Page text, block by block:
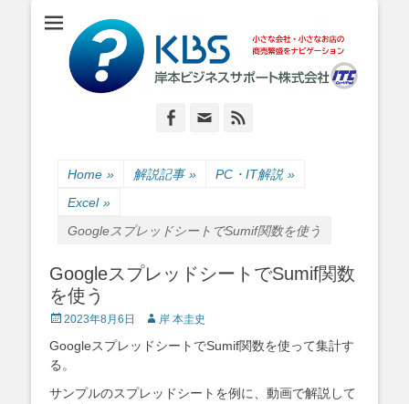
岸本ビジネスサポ
ート株式会社
小さな会社・小さなお店のIT経営をナビゲーション
Facebook
Email
Home » 解説記事 » PC・IT解説 »
Excel »
GoogleスプレッドシートでSumif関数を使う
GoogleスプレッドシートでSumif関数
を使う
Posted
2023年8月6日 Author
岸 本圭史
GoogleスプレッドシートでSumif関数を使って集計す
る。
サンプルのスプレッドシートを例に、動画で解説して